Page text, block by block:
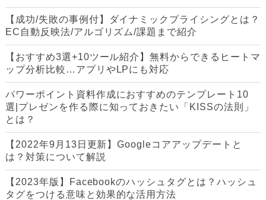
【成功/失敗の事例付】ダイナミックプライシングとは？
EC自動反映法/アルゴリズム/課題まで紹介
【おすすめ3選+10ツール紹介】無料からできるヒートマ
ップ分析比較…アプリやLPにも対応
パワーポイント資料作成におすすめのテンプレート10
選|プレゼンを作る際に知っておきたい「KISSの法則」
とは？
【2022年9月13日更新】Googleコアアップデートと
は？対策について解説
【2023年版】Facebookのハッシュタグとは？ハッシュ
タグをつける意味と効果的な活用方法